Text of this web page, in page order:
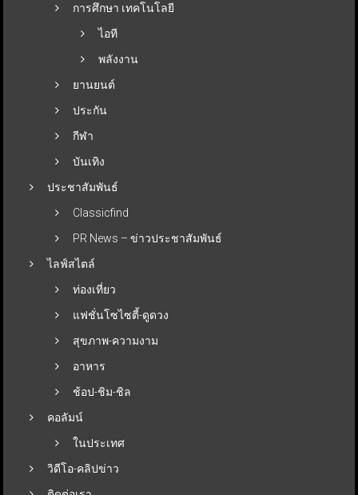
การศึกษา เทคโนโลยี
ไอที
พลังงาน
ยานยนต์
ประกัน
กีฬา
บันเทิง
ประชาสัมพันธ์
Classicfind
PR News – ข่าวประชาสัมพันธ์
ไลฟ์สไตล์
ท่องเที่ยว
แฟชั่นโซไซตี้-ดูดวง
สุขภาพ-ความงาม
อาหาร
ช้อป-ชิม-ชิล
คอลัมน์
ในประเทศ
วิดีโอ-คลิปข่าว